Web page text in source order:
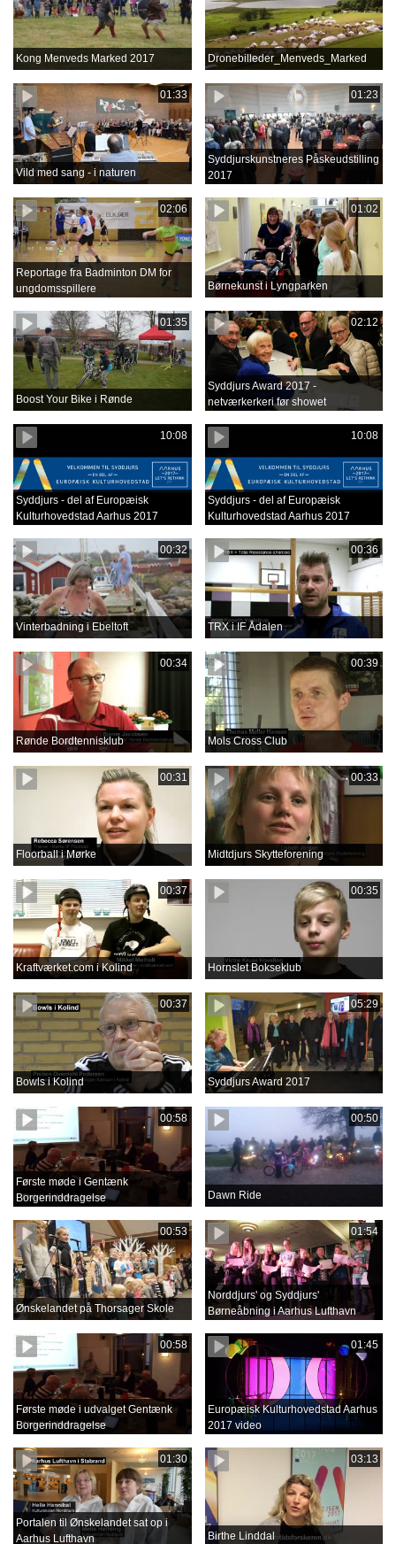
Kong Menveds Marked 2017 Dronebilleder_Menveds_Marked
01:33
Vild med sang - i naturen
01:23
Syddjurskunstneres Påskeudstilling
2017
02:06
Reportage fra Badminton DM for
ungdomsspillere
01:02
Børnekunst i Lyngparken
01:35
Boost Your Bike i Rønde
02:12
Syddjurs Award 2017 -
netværkerkeri før showet
10:08
Syddjurs - del af Europæisk
Kulturhovedstad Aarhus 2017
10:08
Syddjurs - del af Europæisk
Kulturhovedstad Aarhus 2017
00:32
Vinterbadning i Ebeltoft
00:36
TRX i IF Ådalen
00:34
Rønde Bordtennisklub
00:39
Mols Cross Club
00:31
Floorball i Mørke
00:33
Midtdjurs Skytteforening
00:37
Kraftværket.com i Kolind
00:35
Hornslet Bokseklub
00:37
Bowls i Kolind
05:29
Syddjurs Award 2017
00:58
Første møde i Gentænk
Borgerinddragelse
00:50
Dawn Ride
00:53
Ønskelandet på Thorsager Skole
01:54
Norddjurs' og Syddjurs'
Børneåbning i Aarhus Lufthavn
00:58
Første møde i udvalget Gentænk
Borgerinddragelse
01:45
Europæisk Kulturhovedstad Aarhus
2017 video
01:30
Portalen til Ønskelandet sat op i
Aarhus Lufthavn
03:13
Birthe Linddal